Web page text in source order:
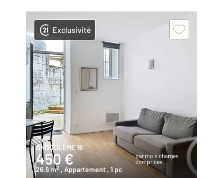
Exclusivité
ANGOULEME 16
450 €
par mois charges
comprises
26,8 m2 , Appartement , 1 pc